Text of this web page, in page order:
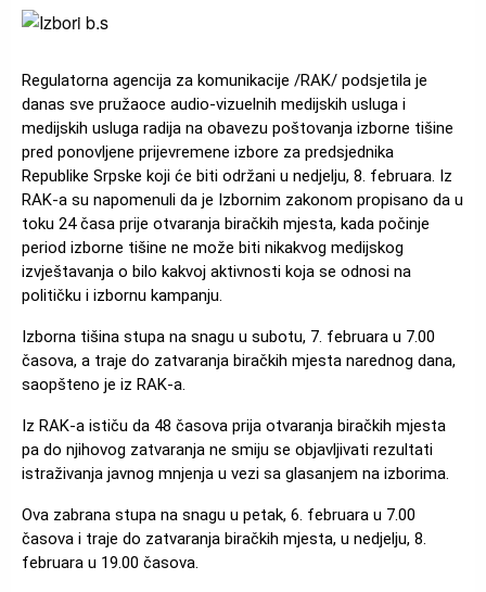
Slika
Regulatorna agencija za komunikacije /RAK/ podsjetila je
danas sve pružaoce audio-vizuelnih medijskih usluga i
medijskih usluga radija na obavezu poštovanja izborne tišine
pred ponovljene prijevremene izbore za predsjednika
Republike Srpske koji će biti održani u nedjelju, 8. februara. Iz
RAK-a su napomenuli da je Izbornim zakonom propisano da u
toku 24 časa prije otvaranja biračkih mjesta, kada počinje
period izborne tišine ne može biti nikakvog medijskog
izvještavanja o bilo kakvoj aktivnosti koja se odnosi na
političku i izbornu kampanju.
Izborna tišina stupa na snagu u subotu, 7. februara u 7.00
časova, a traje do zatvaranja biračkih mjesta narednog dana,
saopšteno je iz RAK-a.
Iz RAK-a ističu da 48 časova prija otvaranja biračkih mjesta
pa do njihovog zatvaranja ne smiju se objavljivati rezultati
istraživanja javnog mnjenja u vezi sa glasanjem na izborima.
Ova zabrana stupa na snagu u petak, 6. februara u 7.00
časova i traje do zatvaranja biračkih mjesta, u nedjelju, 8.
februara u 19.00 časova.